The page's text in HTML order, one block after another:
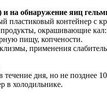
на обнаружение яиц
пластиковый контейнер с
продукты, окрашивающие
пищу, копчености.
применения
течение дня, но не позднее
в холодильнике.